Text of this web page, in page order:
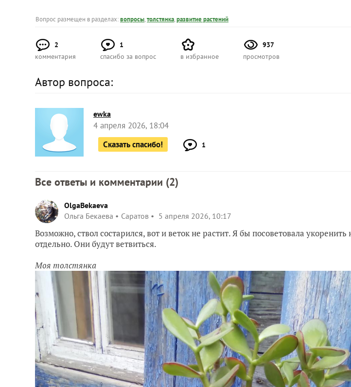
Вопрос размещен в разделах:вопросы,толстянка,развитие растений
2
комментария
1
спасибо за вопрос
в избранное
937
просмотров
Автор вопроса:
ewka
4 апреля 2026, 18:04
Сказать спасибо!
1
Все ответы и комментарии (2)
OlgaBekaeva
Ольга Бекаева
Саратов 5 апреля 2026, 10:17
Возможно, ствол состарился, вот и веток не растит. Я бы посоветовала
отдельно. Они будут ветвиться.
Моя толстянка